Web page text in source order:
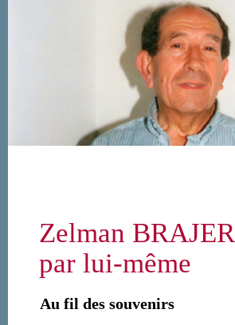
Aller au contenu principal
Zelman BRAJER
par lui-même
Au fil des souvenirs